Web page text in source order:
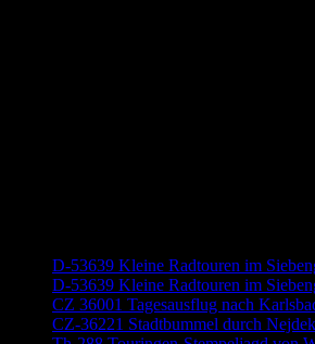
D-53639 Kleine Radtouren im
D-53639 Kleine Radtouren im
CZ 36001 Tagesausflug nach
CZ-36221 Stadtbummel durch Nejdek